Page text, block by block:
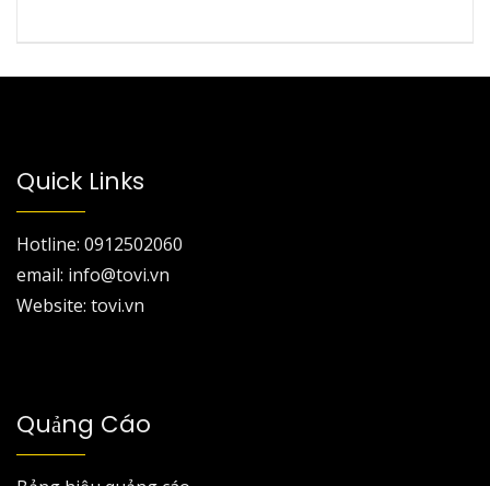
Quick Links
Hotline: 0912502060
email: info@tovi.vn
Website: tovi.vn
Quảng Cáo